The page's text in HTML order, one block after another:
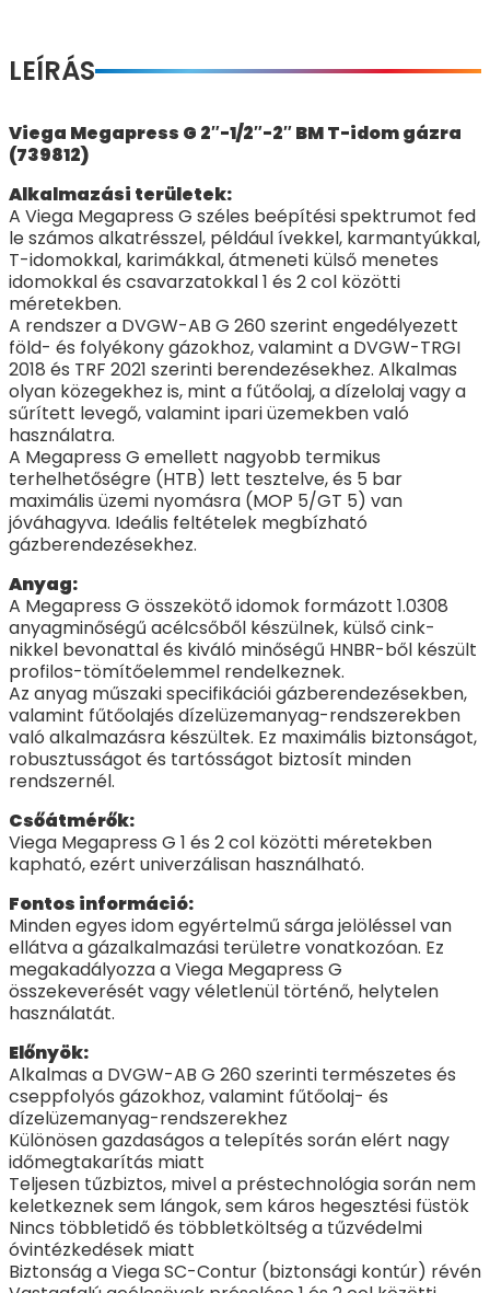
LEÍRÁS
Viega Megapress G 2″-1/2″-2″ BM T-idom gázra
(739812)
Alkalmazási területek:
A Viega Megapress G széles beépítési spektrumot fed
le számos alkatrésszel, például ívekkel, karmantyúkkal,
T-idomokkal, karimákkal, átmeneti külső menetes
idomokkal és csavarzatokkal 1 és 2 col közötti
méretekben.
A rendszer a DVGW-AB G 260 szerint engedélyezett
föld- és folyékony gázokhoz, valamint a DVGW-TRGI
2018 és TRF 2021 szerinti berendezésekhez. Alkalmas
olyan közegekhez is, mint a fűtőolaj, a dízelolaj vagy a
sűrített levegő, valamint ipari üzemekben való
használatra.
A Megapress G emellett nagyobb termikus
terhelhetőségre (HTB) lett tesztelve, és 5 bar
maximális üzemi nyomásra (MOP 5/GT 5) van
jóváhagyva. Ideális feltételek megbízható
gázberendezésekhez.
Anyag:
A Megapress G összekötő idomok formázott 1.0308
anyagminőségű acélcsőből készülnek, külső cink-
nikkel bevonattal és kiváló minőségű HNBR-ből készült
profilos-tömítőelemmel rendelkeznek.
Az anyag műszaki specifikációi gázberendezésekben,
valamint fűtőolajés dízelüzemanyag-rendszerekben
való alkalmazásra készültek. Ez maximális biztonságot,
robusztusságot és tartósságot biztosít minden
rendszernél.
Csőátmérők:
Viega Megapress G 1 és 2 col közötti méretekben
kapható, ezért univerzálisan használható.
Fontos információ:
Minden egyes idom egyértelmű sárga jelöléssel van
ellátva a gázalkalmazási területre vonatkozóan. Ez
megakadályozza a Viega Megapress G
összekeverését vagy véletlenül történő, helytelen
használatát.
Előnyök:
Alkalmas a DVGW-AB G 260 szerinti természetes és
cseppfolyós gázokhoz, valamint fűtőolaj- és
dízelüzemanyag-rendszerekhez
Különösen gazdaságos a telepítés során elért nagy
időmegtakarítás miatt
Teljesen tűzbiztos, mivel a préstechnológia során nem
keletkeznek sem lángok, sem káros hegesztési füstök
Nincs többletidő és többletköltség a tűzvédelmi
óvintézkedések miatt
Biztonság a Viega SC-Contur (biztonsági kontúr) révén